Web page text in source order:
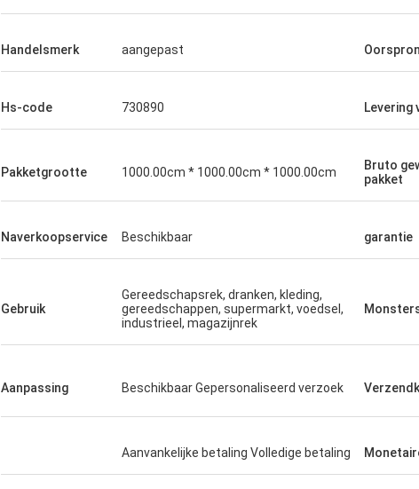
Handelsmerk aangepast
Hs-code 730890 Levering
Pakketgrootte 1000.00cm * 1000.00cm * 1000.00cm
Bruto
pakket
Naverkoopservice Beschikbaar garantie
Gebruik
Gereedschapsrek, dranken, kleding,
gereedschappen, supermarkt, voedsel,
industrieel, magazijnrek
Aanpassing Beschikbaar Gepersonaliseerd verzoek
Aanvankelijke betaling Volledige betaling